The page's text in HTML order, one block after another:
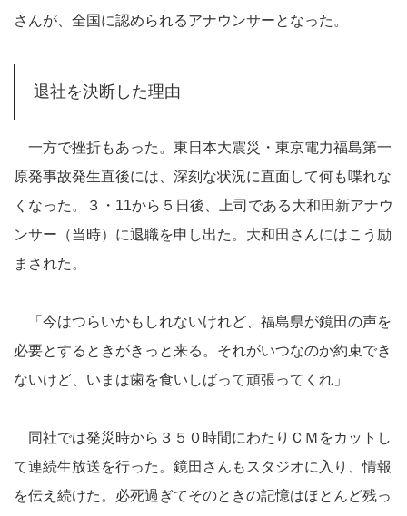
さんが、全国に認められるアナウンサーとなった。
退社を決断した理由
一方で挫折もあった。東日本大震災・東京電力福島第一
原発事故発生直後には、深刻な状況に直面して何も喋れな
くなった。３・11から５日後、上司である大和田新アナウ
ンサー（当時）に退職を申し出た。大和田さんにはこう励
まされた。
「今はつらいかもしれないけれど、福島県が鏡田の声を
必要とするときがきっと来る。それがいつなのか約束でき
ないけど、いまは歯を食いしばって頑張ってくれ」
同社では発災時から３５０時間にわたりＣＭをカットし
て連続生放送を行った。鏡田さんもスタジオに入り、情報
を伝え続けた。必死過ぎてそのときの記憶はほとんど残っ